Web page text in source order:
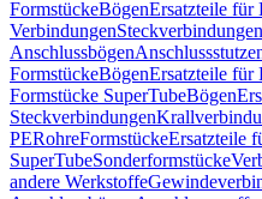
FormstückeBögenErsatzteile für
VerbindungenSteckverbindungen
Anschlussbögen
FormstückeBögenErsatzteile für
Formstücke SuperTubeBögen
Steckverbindungen
PERohreFormstückeErsatzteile
SuperTubeSonderformstücke
andere Werkstoffe